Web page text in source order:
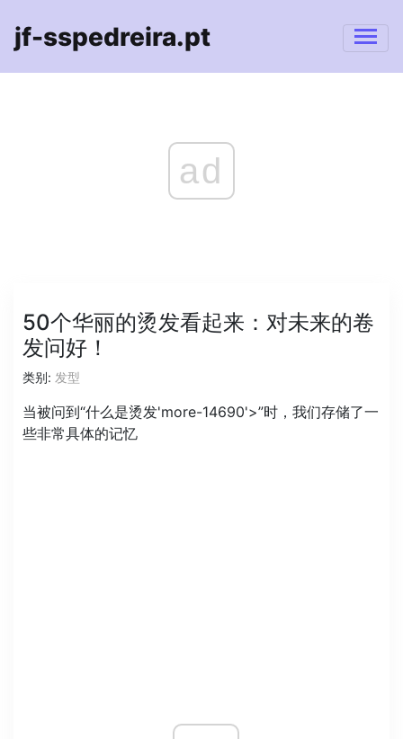
jf-sspedreira.pt
ad
50个华丽的烫发看起来：对未来的卷
发问好！
类别: 发型
当被问到“什么是烫发'more-14690'>”时，我们存储了一
些非常具体的记忆